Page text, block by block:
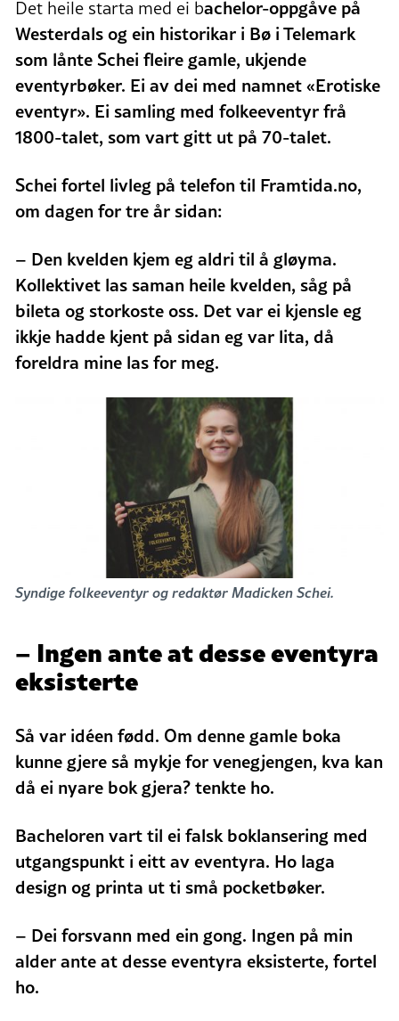
Det heile starta med ei bachelor-oppgåve på
Westerdals og ein historikar i Bø i Telemark
som lånte Schei fleire gamle, ukjende
eventyrbøker. Ei av dei med namnet «Erotiske
eventyr». Ei samling med folkeeventyr frå
1800-talet, som vart gitt ut på 70-talet.
Schei fortel livleg på telefon til Framtida.no,
om dagen for tre år sidan:
– Den kvelden kjem eg aldri til å gløyma.
Kollektivet las saman heile kvelden, såg på
bileta og storkoste oss. Det var ei kjensle eg
ikkje hadde kjent på sidan eg var lita, då
foreldra mine las for meg.
Syndige folkeeventyr og redaktørMadickenSchei.
– Ingen ante at desse eventyra
eksisterte
Så var idéen fødd. Om denne gamle boka
kunne gjere så mykje for venegjengen, kva kan
då ei nyare bok gjera? tenkte ho.
Bacheloren vart til ei falsk boklansering med
utgangspunkt i eitt av eventyra. Ho laga
design og printa ut ti små pocketbøker.
– Dei forsvann med ein gong. Ingen på min
alder ante at desse eventyra eksisterte, fortel
ho.